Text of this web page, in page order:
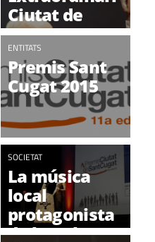
Ciutat de
Sant Cugat a
Tota una
Trajectòria
ENTITATS
Premis Sant
Cugat 2015
SOCIETAT
La música
local
protagonista
de la Gala